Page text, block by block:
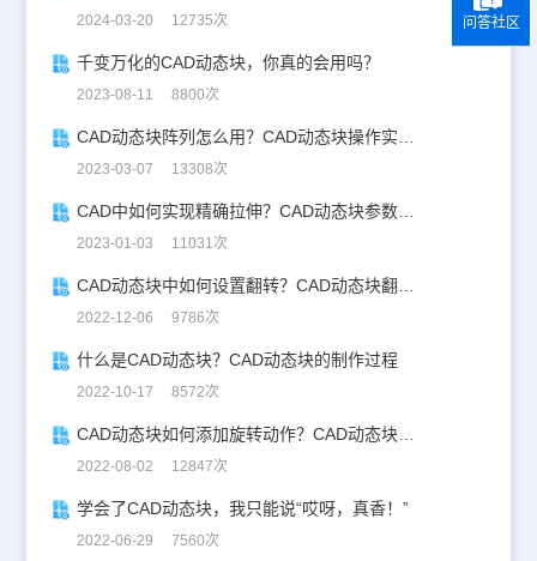
2024-03-20 12735次
千变万化的CAD动态块，你真的会用吗？
2023-08-11 8800次
CAD动态块阵列怎么用？CAD动态块操作实例之阵列
2023-03-07 13308次
CAD中如何实现精确拉伸？CAD动态块参数值集
2023-01-03 11031次
CAD动态块中如何设置翻转？CAD动态块翻转参数设置技巧
2022-12-06 9786次
什么是CAD动态块？CAD动态块的制作过程
2022-10-17 8572次
CAD动态块如何添加旋转动作？CAD动态块旋转参数详解
2022-08-02 12847次
学会了CAD动态块，我只能说“哎呀，真香！”
2022-06-29 7560次
问答社区